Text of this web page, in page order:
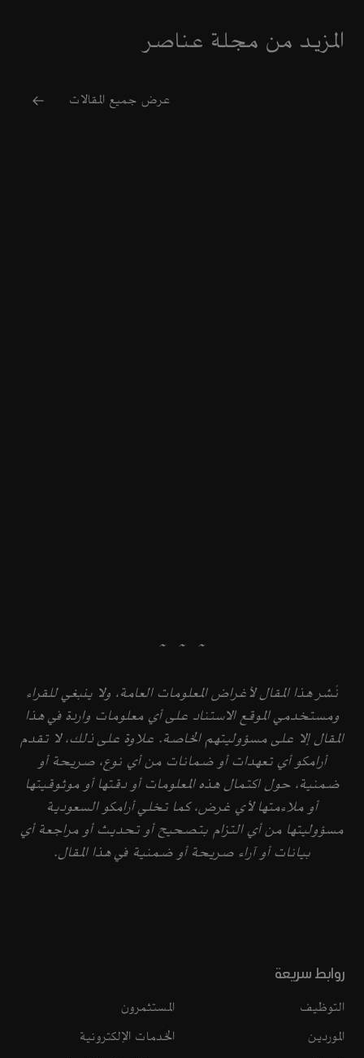
المزيد من مجلة عناصر
عرض جميع المقالات
~ ~ ~
نُشر هذا المقال لأغراض المعلومات العامة، ولا ينبغي للقراء
ومستخدمي الموقع الاستناد على أي معلومات واردة في هذا
المقال إلا على مسؤوليتهم الخاصة. علاوة على ذلك، لا تقدم
أرامكو أي تعهدات أو ضمانات من أي نوع، صريحة أو
ضمنية، حول اكتمال هذه المعلومات أو دقتها أو موثوقيتها
أو ملاءمتها لأي غرض، كما تخلي أرامكو السعودية
مسؤوليتها من أي التزام بتصحيح أو تحديث أو مراجعة أي
بيانات أو آراء صريحة أو ضمنية في هذا المقال.
روابط سريعة
التوظيف
المستثمرون
الموردين
الخدمات الإلكترونية